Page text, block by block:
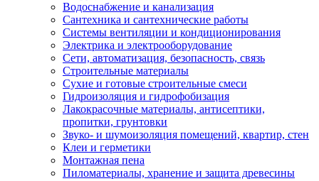
Водоснабжение и канализация
Сантехника и сантехнические работы
Системы вентиляции и кондиционирования
Электрика и электрооборудование
Сети, автоматизация, безопасность, связь
Строительные материалы
Сухие и готовые строительные смеси
Гидроизоляция и гидрофобизация
Лакокрасочные материалы, антисептики,
пропитки, грунтовки
Звуко- и шумоизоляция помещений, квартир, стен
Клеи и герметики
Монтажная пена
Пиломатериалы, хранение и защита древесины